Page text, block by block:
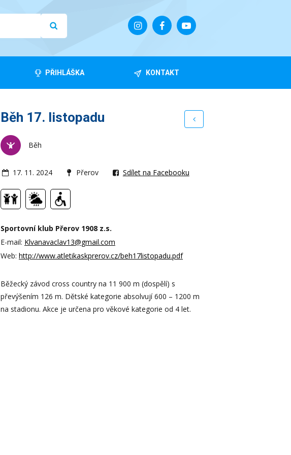
PŘIHLÁŠKA KONTAKT
Běh 17. listopadu
Běh
17. 11. 2024 Přerov Sdílet na Facebooku
Sportovní klub Přerov 1908 z.s.
E-mail: Klvanavaclav13@gmail.com
Web: http://www.atletikaskprerov.cz/beh17listopadu.pdf
Běžecký závod cross country na 11 900 m (dospělí) s
převýšením 126 m. Dětské kategorie absolvují 600 – 1200 m
na stadionu. Akce je určena pro věkové kategorie od 4 let.